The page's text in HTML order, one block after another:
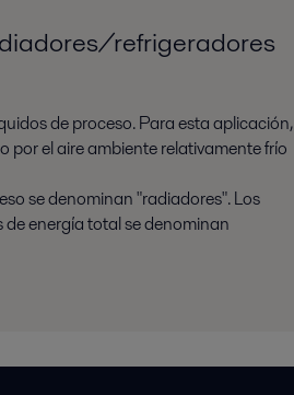
refrigeradores
de proceso. Para esta aplicación,
por el aire ambiente relativamente frío
se denominan "radiadores". Los
energía total se denominan